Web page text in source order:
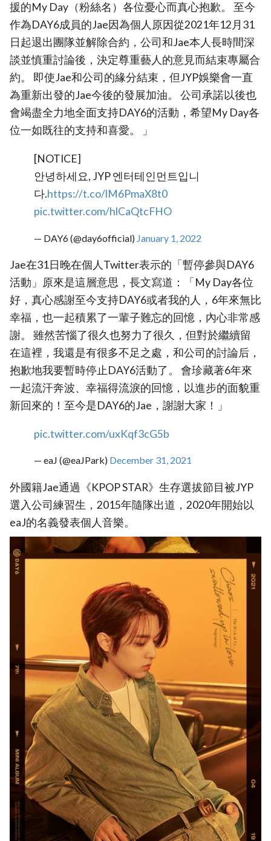
援的My Day（粉絲名）各位憂心而真心抱歉。 至今
作為DAY6成員的Jae因為個人原因從2021年12月31
日起退出團隊並解除合約，公司和Jae本人長時間深
談並慎重討論後，決定尊重藝人的意見而結束專屬合
約。 即使Jae和公司的緣分結束，但JYP娛樂會一直
為重新出發的Jae今後的發展加油。 公司承諾以後也
會竭盡全力地全面支持DAY6的活動，希望My Day各
位一如既往的支持和喜愛。 」
[NOTICE]
안녕하세요, JYP 엔터테인먼트입니
다.https://t.co/lM6PmaX8t0
pic.twitter.com/hlCaQtcFHO
— DAY6 (@day6official) January 1, 2022
Jae在31日晚在個人Twitter表示的「暫停參與DAY6
活動」原來是這層意思，長文寫道：「My Day各位
好，真心感謝至今支持DAY6或者我的人，6年來無比
幸福，也一起積累了一輩子難忘的回憶，內心非常感
謝。 雖然苦惱了很久也努力了很久，但對於繼續留
在這裡，我還是有很多不足之處，和公司的討論后，
抱歉地我要暫時停止DAY6活動了。 會珍藏著6年來
一起流汗奔波、幸福得流淚的回憶，以進步的面貌重
新回來的！至今是DAY6的Jae，謝謝大家！」
pic.twitter.com/uxKqf3cG5b
— eaJ (@eaJPark) December 31, 2021
外國籍Jae通過《KPOP STAR》生存選拔節目被JYP
選入公司練習生，2015年隨隊出道，2020年開始以
eaJ的名義發表個人音樂。